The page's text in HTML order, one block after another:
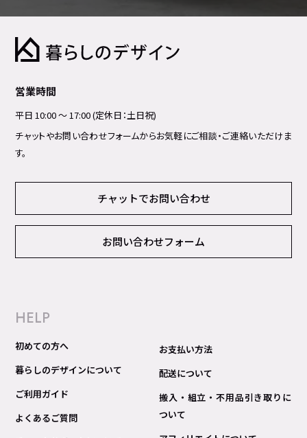
営業時間
平日 10:00 ～ 17:00 (定休日：土日祝)
チャットやお問い合わせフォームからお気軽にご相談・ご連絡いただけま
す。
チャットでお問い合わせ
お問い合わせフォーム
HELP
初めての方へ
暮らしのデザインについて
ご利用ガイド
よくあるご質問
お支払い方法
配送について
搬入・組立・不用品引き取りに
ついて